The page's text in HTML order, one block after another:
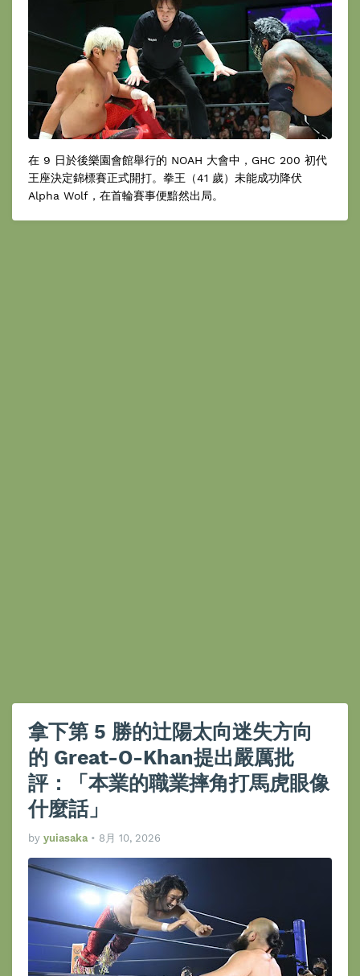
在 9 日於後樂園會館舉行的 NOAH 大會中，GHC 200 初代
王座決定錦標賽正式開打。拳王（41 歲）未能成功降伏
Alpha Wolf，在首輪賽事便黯然出局。
拿下第 5 勝的辻陽太向迷失方向
的 Great-O-Khan提出嚴厲批
評：「本業的職業摔角打馬虎眼像
什麼話」
by yuiasaka • 8月 10, 2026